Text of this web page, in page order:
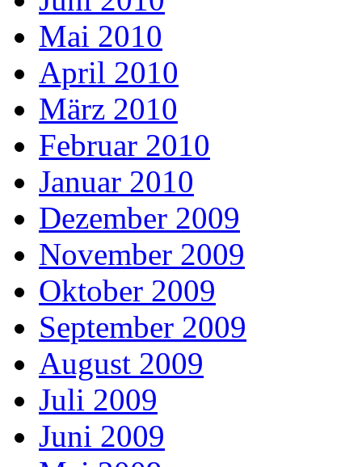
Mai 2010
April 2010
März 2010
Februar 2010
Januar 2010
Dezember 2009
November 2009
Oktober 2009
September 2009
August 2009
Juli 2009
Juni 2009